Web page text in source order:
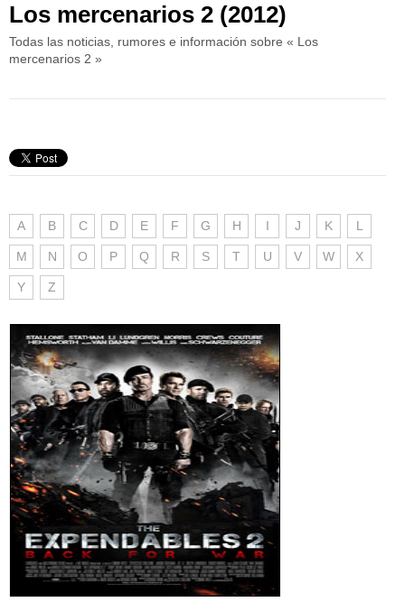
Los mercenarios 2 (2012)
Todas las noticias, rumores e información sobre « Los
mercenarios 2 »
A B C D E F G H I J K L
M N O P Q R S T U V W X
Y Z